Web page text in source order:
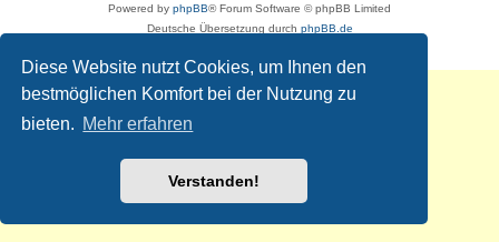
Diese Website nutzt Cookies, um Ihnen den
bestmöglichen Komfort bei der Nutzung zu
bieten. Mehr erfahren
Verstanden!
Powered by phpBB® Forum Software © phpBB Limited
Deutsche Übersetzung durch phpBB.de